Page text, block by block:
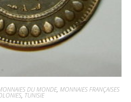
DU MONDE, MONNAIES FRANÇAISES
, TUNISIE